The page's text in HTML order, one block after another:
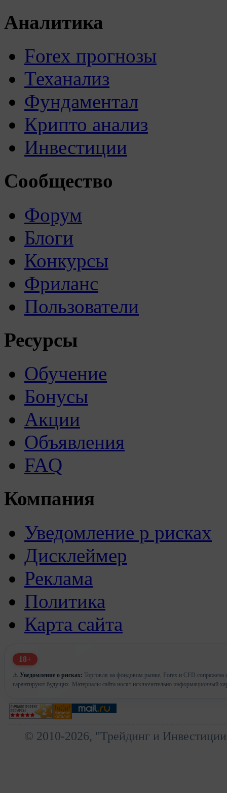
Аналитика
Forex прогнозы
Теханализ
Фундаментал
Крипто анализ
Инвестиции
Сообщество
Форум
Блоги
Конкурсы
Фриланс
Пользователи
Ресурсы
Обучение
Бонусы
Акции
Объявления
FAQ
Компания
Уведомление р рисках
Дисклеймер
Реклама
Политика
Карта сайта
18+
⚠️ Уведомление о рисках: Торговля на фондовом рынке, Forex и CFD сопряжена
гарантируют будущих. Материалы сайта носят исключительно информационный
© 2010-2026, "Трейдинг и